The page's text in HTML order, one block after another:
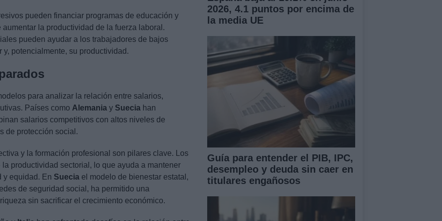
pueden financiar programas de educación y
la productividad de la fuerza laboral.
pueden ayudar a los trabajadores de bajos
potencialmente, su productividad.
para analizar la relación entre salarios,
Países como Alemania y Suecia han
salarios competitivos con altos niveles de
de protección social.
y la formación profesional son pilares clave. Los
productividad sectorial, lo que ayuda a mantener
y equidad. En Suecia el modelo de bienestar estatal,
de seguridad social, ha permitido una
sin sacrificar el crecimiento económico.
2026, 4.1 puntos por encima de
la media UE
Guía para entender el PIB, IPC,
desempleo y deuda sin caer en
titulares engañosos